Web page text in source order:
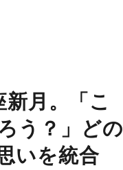
月。「こ
う？」どの
いを統合